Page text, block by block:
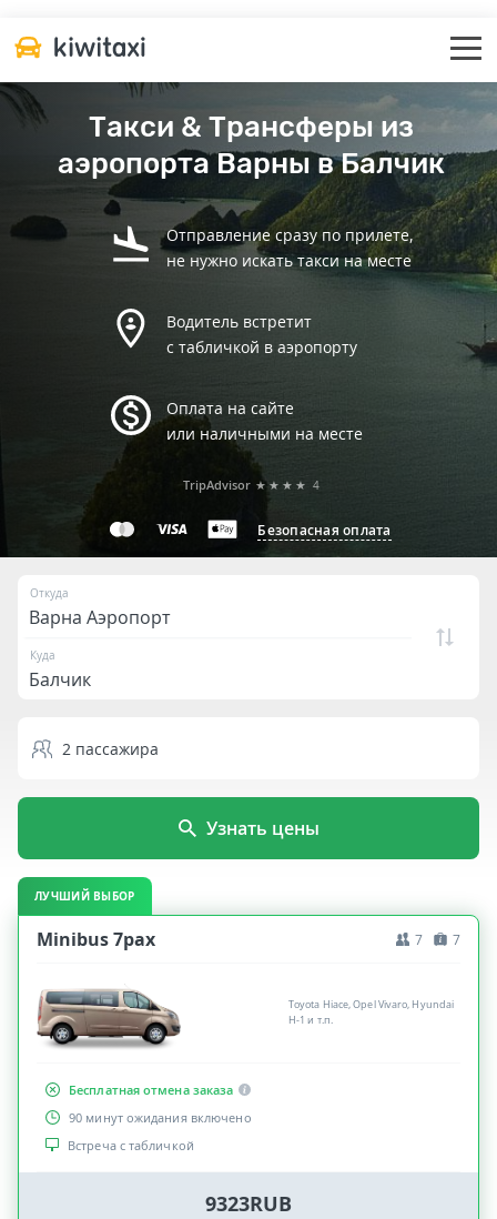
Такси & Трансферы из
аэропорта Варны в Балчик
Отправление сразу по прилете,
не нужно искать такси на месте
Водитель встретит
с табличкой в аэропорту
Оплата на сайте
или наличными на месте
Безопасная оплата
TripAdvisor ★★★★ 4
Откуда
Куда
2 пассажира
Узнать цены
ЛУЧШИЙ ВЫБОР
Minibus 7pax 7 7
Toyota Hiace, Opel Vivaro, Hyundai
H-1 и т.п.
Бесплатная отмена заказа
90 минут ожидания включено
Встреча с табличкой
9323RUB